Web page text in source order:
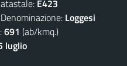
E423
Loggesi
691 (ab/kmq.)
luglio